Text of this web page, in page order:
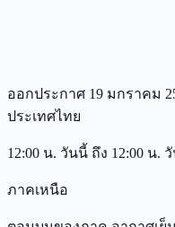
ออกประกาศ 19 มกราคม
ประเทศไทย
12:00 น. วันนี้ ถึง 12:00 น.
ภาคเหนือ